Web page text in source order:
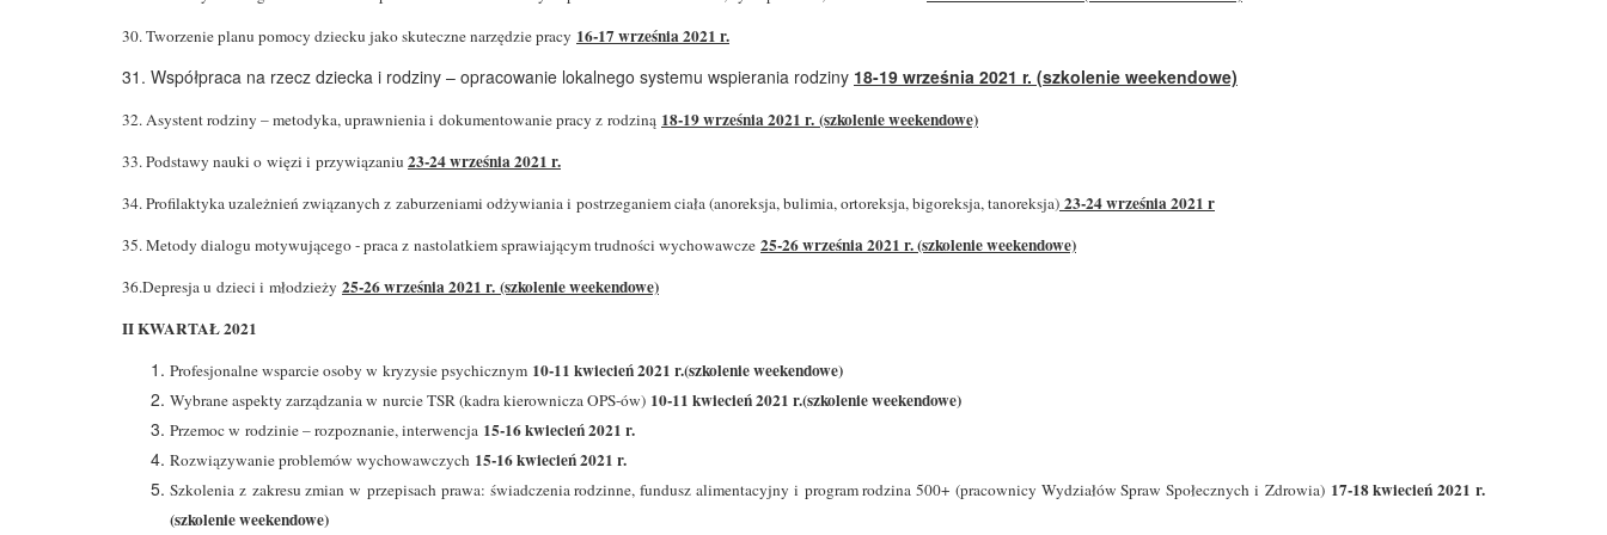
30. Tworzenie planu pomocy dziecku jako skuteczne narzędzie pracy 16-17 września 2021 r.
31. Współpraca na rzecz dziecka i rodziny – opracowanie lokalnego systemu wspierania rodziny 18-19 września 2021 r. (szkolenie weekendowe)
32. Asystent rodziny – metodyka, uprawnienia i dokumentowanie pracy z rodziną 18-19 września 2021 r. (szkolenie weekendowe)
33. Podstawy nauki o więzi i przywiązaniu 23-24 września 2021 r.
34. Profilaktyka uzależnień związanych z zaburzeniami odżywiania i postrzeganiem ciała (anoreksja, bulimia, ortoreksja, bigoreksja, tanoreksja) 23-24 września 2021 r
35. Metody dialogu motywującego - praca z nastolatkiem sprawiającym trudności wychowawcze 25-26 września 2021 r. (szkolenie weekendowe)
36.Depresja u dzieci i młodzieży 25-26 września 2021 r. (szkolenie weekendowe)
II KWARTAŁ 2021
Profesjonalne wsparcie osoby w kryzysie psychicznym 10-11 kwiecień 2021 r.(szkolenie weekendowe)
Wybrane aspekty zarządzania w nurcie TSR (kadra kierownicza OPS-ów) 10-11 kwiecień 2021 r.(szkolenie weekendowe)
Przemoc w rodzinie – rozpoznanie, interwencja 15-16 kwiecień 2021 r.
Rozwiązywanie problemów wychowawczych 15-16 kwiecień 2021 r.
Szkolenia z zakresu zmian w przepisach prawa: świadczenia rodzinne, fundusz alimentacyjny i program rodzina 500+ (pracownicy Wydziałów Spraw Społecznych i Zdrowia) 17-18 kwiecień 2021 r.
(szkolenie weekendowe)